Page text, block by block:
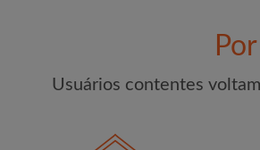
Usuários contentes